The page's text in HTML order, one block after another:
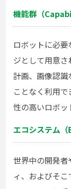
機能群（
ロボットに必
ジとして用意
計画、画像認
ことなく利用
性の高いロボッ
エコシステム（
世界中の開発
ィ、およびそ